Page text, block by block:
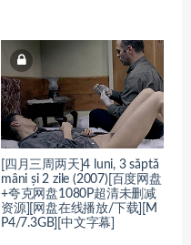
[四月三周两天]4 luni, 3 săptă
mâni și 2 zile (2007)[百度网盘
+夸克网盘1080P超清未删减
资源][网盘在线播放/下载][M
P4/7.3GB][中文字幕]